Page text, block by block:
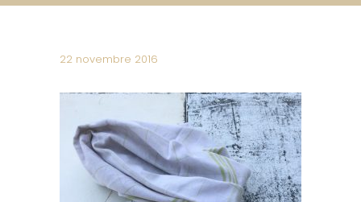
22 novembre 2016